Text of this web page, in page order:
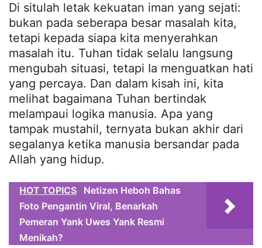
Di situlah letak kekuatan iman yang sejati:
bukan pada seberapa besar masalah kita,
tetapi kepada siapa kita menyerahkan
masalah itu. Tuhan tidak selalu langsung
mengubah situasi, tetapi Ia menguatkan hati
yang percaya. Dan dalam kisah ini, kita
melihat bagaimana Tuhan bertindak
melampaui logika manusia. Apa yang
tampak mustahil, ternyata bukan akhir dari
segalanya ketika manusia bersandar pada
Allah yang hidup.
HOT TOPICS
Netizen Heboh Bahas
Foto Pengantin Viral, Benarkah
Pemeran Yank Uwes Yank Resmi
Menikah?